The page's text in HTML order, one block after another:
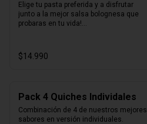
Elige tu pasta preferida y a disfrutar
junto a la mejor salsa bolognesa que
probaras en tu vida!
400grs de bolognesa con abundante
carne mechada de vacuno.
$14.990
Pack 4 Quiches Individales
Combinación de 4 de nuestros mejores
sabores en versión individuales.